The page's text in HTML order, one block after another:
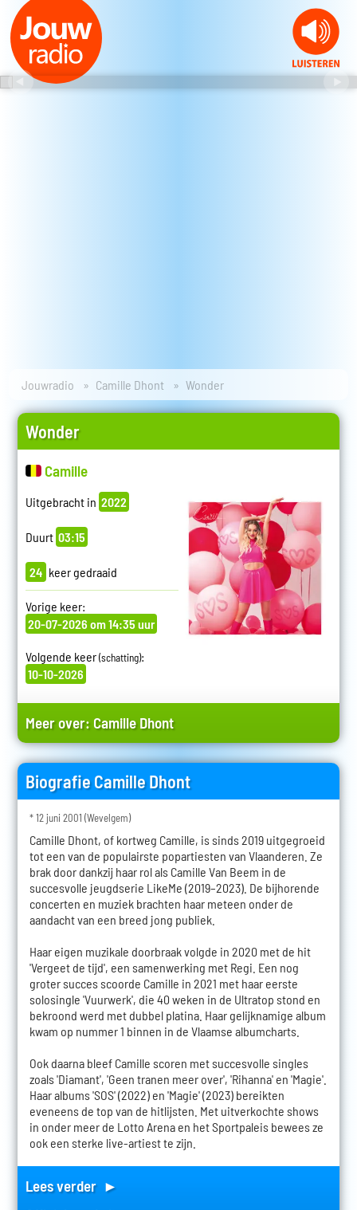
Jouwradio Camille Dhont Wonder
Wonder
Camille
Uitgebracht in 2022
Duurt 03:15
24 keer gedraaid
Vorige keer:
20-07-2026 om 14:35 uur
Volgende keer(schatting):
10-10-2026
Meer over: Camille Dhont
Biografie Camille Dhont
* 12 juni 2001 (Wevelgem)
Camille Dhont, of kortweg Camille, is sinds 2019 uitgegroeid
tot een van de populairste popartiesten van Vlaanderen. Ze
brak door dankzij haar rol als Camille Van Beem in de
succesvolle jeugdserie LikeMe (2019–2023). De bijhorende
concerten en muziek brachten haar meteen onder de
aandacht van een breed jong publiek.
Haar eigen muzikale doorbraak volgde in 2020 met de hit
'Vergeet de tijd', een samenwerking met Regi. Een nog
groter succes scoorde Camille in 2021 met haar eerste
solosingle 'Vuurwerk', die 40 weken in de Ultratop stond en
bekroond werd met dubbel platina. Haar gelijknamige album
kwam op nummer 1 binnen in de Vlaamse albumcharts.
Ook daarna bleef Camille scoren met succesvolle singles
zoals 'Diamant', 'Geen tranen meer over', 'Rihanna' en 'Magie'.
Haar albums 'SOS' (2022) en 'Magie' (2023) bereikten
eveneens de top van de hitlijsten. Met uitverkochte shows
in onder meer de Lotto Arena en het Sportpaleis bewees ze
ook een sterke live-artiest te zijn.
Lees verder ►